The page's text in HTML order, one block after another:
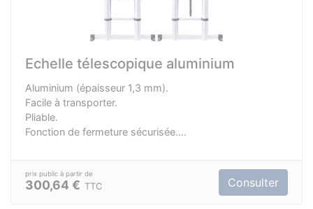
Echelle télescopique aluminium
Aluminium (épaisseur 1,3 mm).
Facile à transporter.
Pliable.
Fonction de fermeture sécurisée.
Dimensions repliée : 91 x 86 cm.
300,64 € TTC Consulter